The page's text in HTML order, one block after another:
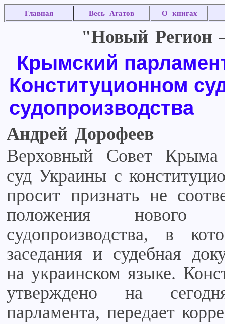
Главная Весь Агатов О книгах
"Новый Регион
Крымский
Конституционном
судопроизводства
Андрей Дорофеев
Верховный Совет Крыма
суд Украины с
просит признать не
положения нового
судопроизводства, в
заседания и судебная
на украинском языке.
утверждено на
парламента, передает